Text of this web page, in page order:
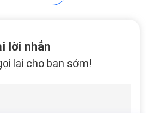
điện
lời nhắn
lại cho bạn sớm!